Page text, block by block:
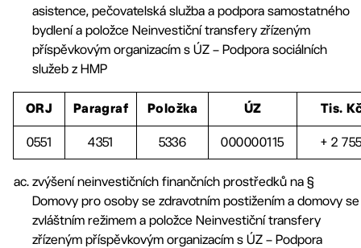
asistence, pečovatelská služba a podpora samostatného
bydlení a položce Neinvestiční transfery zřízeným
příspěvkovým organizacím s ÚZ – Podpora sociálních
služeb z HMP
ORJ Paragraf Položka ÚZ Tis.
0551 4351 5336 000000115 + 2
zvýšení neinvestičních finančních prostředků na §
Domovy pro osoby se zdravotním postižením a domovy se
zvláštním režimem a položce Neinvestiční transfery
zřízeným příspěvkovým organizacím s ÚZ – Podpora